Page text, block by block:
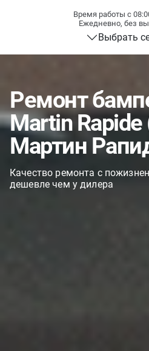
Время работы с
Ежедневно, без
Выбрать
Ремонт
Martin Rapide
Мартин
Качество ремонта с
дешевле чем у дилера